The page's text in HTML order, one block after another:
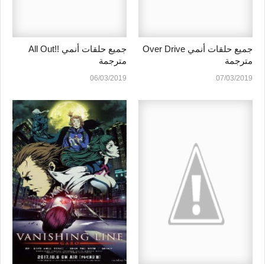
جميع حلقات أنمي Over Drive
مترجمة
07/03/2019
جميع حلقات أنمي !!All Out
مترجمة
06/03/2019